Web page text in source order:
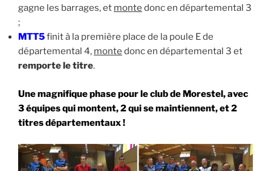
gagne les barrages, et monte donc en départemental 3
;
MTT5finit à la première place de la poule E de
départemental 4, monte donc en départemental 3 et
remporte le titre.
Une magnifique phase pour le club de Morestel, avec
3 équipes qui montent, 2 qui se maintiennent, et 2
titres départementaux !